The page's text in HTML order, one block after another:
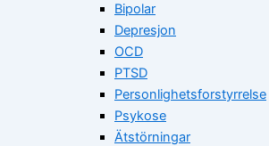
Bipolar
Depresjon
OCD
PTSD
Personlighetsforstyrrelse
Psykose
Ätstörningar